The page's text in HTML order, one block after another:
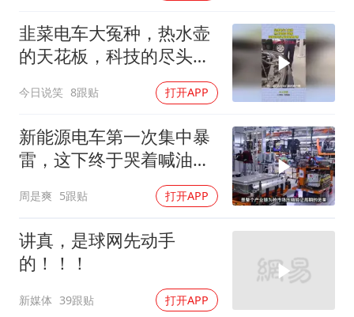
韭菜电车大冤种，热水壶
的天花板，科技的尽头原
今日说笑 8跟贴 打开APP
新能源电车第一次集中暴
雷，这下终于哭着喊油车
周是爽 5跟贴 打开APP
讲真，是球网先动手
的！！！
新媒体 39跟贴 打开APP